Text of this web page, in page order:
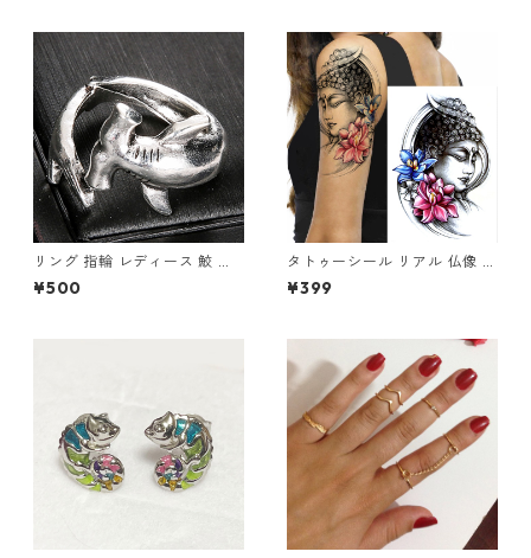
リング 指輪 レディース 鮫 ハ
ンマーヘッド シャーク アンテ
ィーク風 サメ さめ ヴィンテー
¥500
タトゥーシール リアル 仏像 ブ
ッダ 仏様 ほとけ 仏 蓮 蓮の花
仏教 入れ墨 刺青 ボディアート
¥399